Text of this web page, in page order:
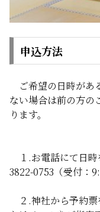
申込方法
ご希望の日時があ
ない場合は前の方の
ります。
１.お電話にて日
3822-0753（受付：
２.神社から予約票